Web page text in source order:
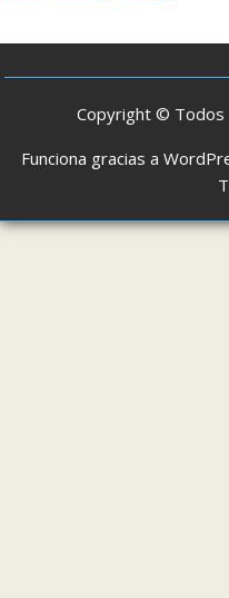
Copyright © Todos
Funciona gracias a